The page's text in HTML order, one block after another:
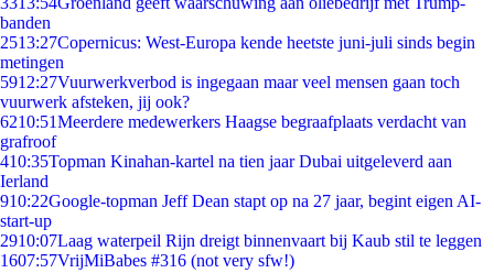
banden
2513:27Copernicus: West-Europa kende heetste juni-juli sinds begin
metingen
5912:27Vuurwerkverbod is ingegaan maar veel mensen gaan toch
vuurwerk afsteken, jij ook?
6210:51Meerdere medewerkers Haagse begraafplaats verdacht van
grafroof
410:35Topman Kinahan-kartel na tien jaar Dubai uitgeleverd aan
Ierland
910:22Google-topman Jeff Dean stapt op na 27 jaar, begint eigen AI-
start-up
2910:07Laag waterpeil Rijn dreigt binnenvaart bij Kaub stil te leggen
1607:57VrijMiBabes #316 (not very sfw!)